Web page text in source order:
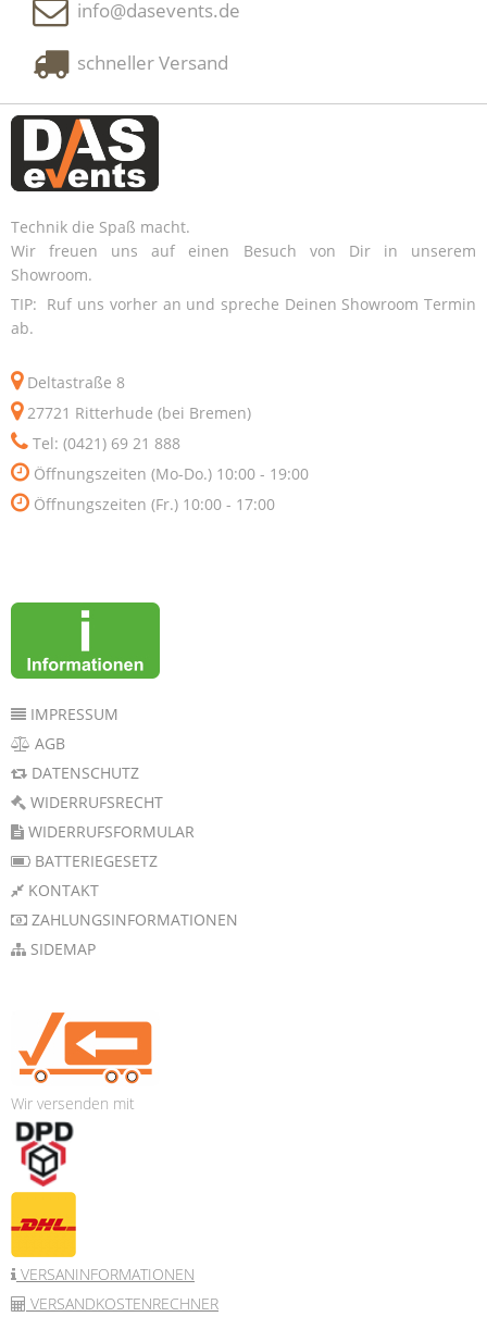
info@dasevents.de
schneller Versand
Technik die Spaß macht.
Wir freuen uns auf einen Besuch von Dir in unserem
Showroom.
TIP: Ruf uns vorher an und spreche Deinen Showroom Termin
ab.
Deltastraße 8
27721 Ritterhude (bei Bremen)
Tel: (0421) 69 21 888
Öffnungszeiten (Mo-Do.) 10:00 - 19:00
Öffnungszeiten (Fr.) 10:00 - 17:00
IMPRESSUM
AGB
DATENSCHUTZ
WIDERRUFSRECHT
WIDERRUFSFORMULAR
BATTERIEGESETZ
KONTAKT
ZAHLUNGSINFORMATIONEN
SIDEMAP
Wir versenden mit
VERSANINFORMATIONEN
VERSANDKOSTENRECHNER